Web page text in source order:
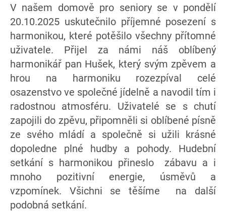
V našem domově pro seniory se v pondělí
20.10.2025 uskutečnilo příjemné posezení s
harmonikou, které potěšilo všechny přítomné
uživatele. Přijel za námi náš oblíbený
harmonikář pan Hušek, který svým zpěvem a
hrou na harmoniku rozezpíval celé
osazenstvo ve společné jídelně a navodil tím i
radostnou atmosféru. Uživatelé se s chutí
zapojili do zpěvu, připomněli si oblíbené písně
ze svého mládí a společně si užili krásné
dopoledne plné hudby a pohody. Hudební
setkání s harmonikou přineslo zábavu a i
mnoho pozitivní energie, úsměvů a
vzpomínek. Všichni se těšíme na další
podobná setkání.